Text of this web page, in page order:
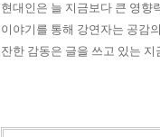
현대인은 늘 지금보다 큰 영향
이야기를 통해 강연자는 공감
잔한 감동은 글을 쓰고 있는